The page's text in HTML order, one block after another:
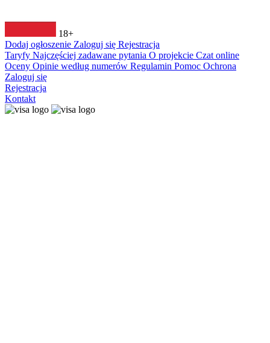
18+
Dodaj ogłoszenie Zaloguj się Rejestracja
Taryfy Najczęściej zadawane pytania O projekcie Czat online
Oceny Opinie według numerów Regulamin Pomoc Ochrona
Zaloguj się
Rejestracja
Kontakt